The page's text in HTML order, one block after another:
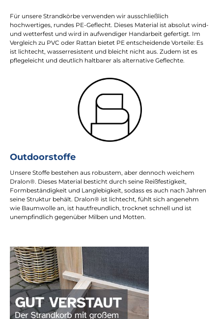
Für unsere Strandkörbe verwenden wir ausschließlich
hochwertiges, rundes PE-Geflecht. Dieses Material ist absolut wind-
und wetterfest und wird in aufwendiger Handarbeit gefertigt. Im
Vergleich zu PVC oder Rattan bietet PE entscheidende Vorteile: Es
ist lichtecht, wasserresistent und bleicht nicht aus. Zudem ist es
pflegeleicht und deutlich haltbarer als alternative Geflechte.
Outdoorstoffe
Unsere Stoffe bestehen aus robustem, aber dennoch weichem
Dralon®. Dieses Material besticht durch seine Reißfestigkeit,
Formbeständigkeit und Langlebigkeit, sodass es auch nach Jahren
seine Struktur behält. Dralon® ist lichtecht, fühlt sich angenehm
wie Baumwolle an, ist hautfreundlich, trocknet schnell und ist
unempfindlich gegenüber Milben und Motten.